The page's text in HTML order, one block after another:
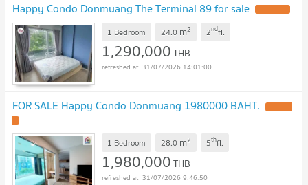
Happy Condo Donmuang The Terminal 89 for sale
1 Bedroom 24.0 m2 2ndfl.
1,290,000THB
31/07/2026 14:01:00
FOR SALE Happy Condo Donmuang 1980000 BAHT.
1 Bedroom 28.0 m2 5thfl.
1,980,000THB
31/07/2026 9:46:50